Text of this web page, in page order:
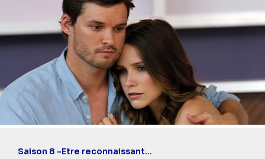
Saison 8 -Etre reconnaissant...